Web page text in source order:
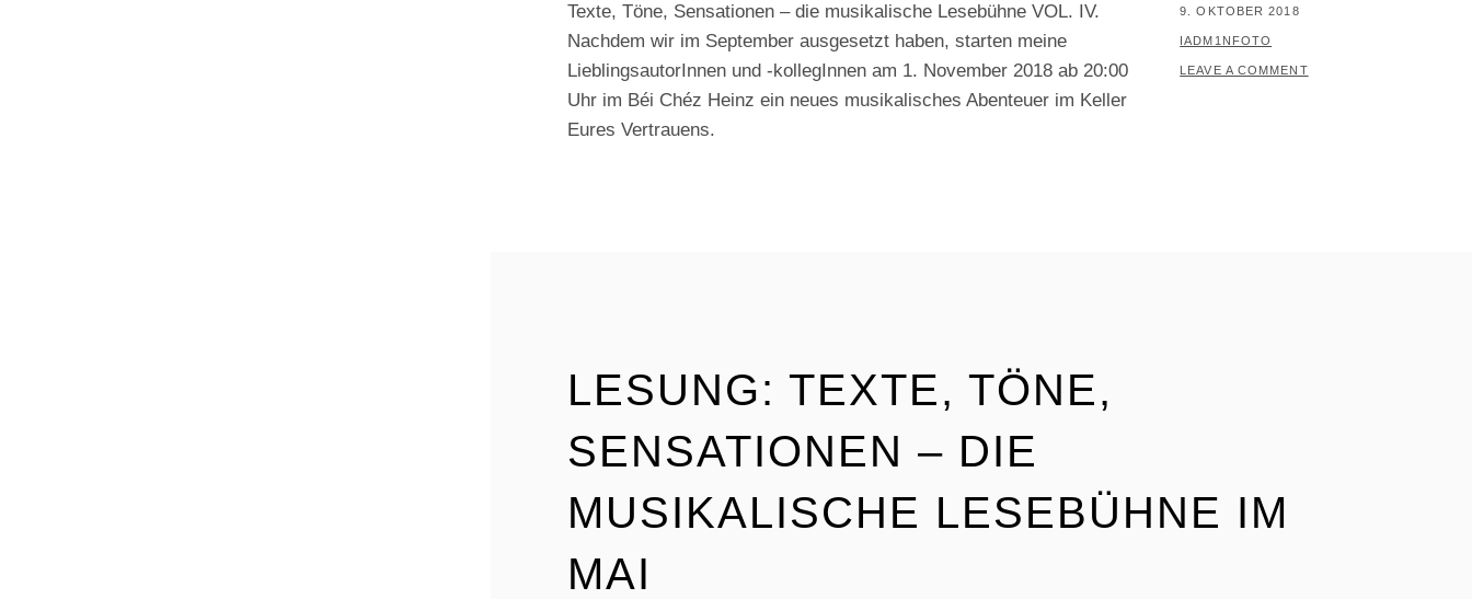
Texte, Töne, Sensationen – die musikalische Lesebühne VOL. IV.
Nachdem wir im September ausgesetzt haben, starten meine
LieblingsautorInnen und -kollegInnen am 1. November 2018 ab 20:00
Uhr im Béi Chéz Heinz ein neues musikalisches Abenteuer im Keller
Eures Vertrauens.
POSTED
ON
9. OKTOBER 2018
BY
IADM1NFOTO
LEAVE A COMMENT
LESUNG: TEXTE, TÖNE,
SENSATIONEN – DIE
MUSIKALISCHE LESEBÜHNE IM
MAI